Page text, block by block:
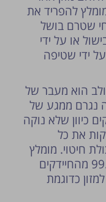
להפריד את
שטרם בושל
או על ידי
ידי שטיפה
הוא מעבר של
נגרם ממגע של
כיוון שלא נוקה
את כל
חיטוי. מומלץ
לבחור חומר המנקה ומשמיד 99.9% מהחיידקים
כדוגמת